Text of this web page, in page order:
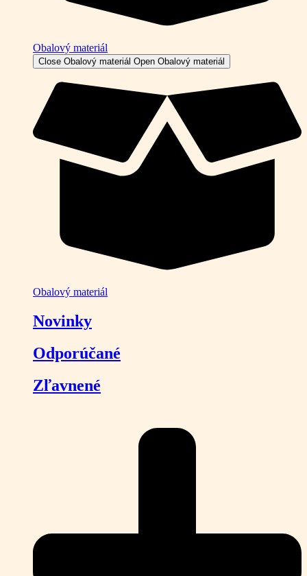
Obalový materiál
Close Obalový materiál Open Obalový materiál
Obalový materiál
Novinky
Odporúčané
Zľavnené